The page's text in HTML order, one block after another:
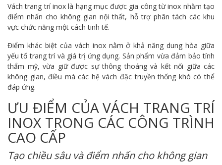
Vách trang trí inox là hạng mục được gia công từ inox nhằm tạo
điểm nhấn cho không gian nội thất, hỗ trợ phân tách các khu
vực chức năng một cách tinh tế.
Điểm khác biệt của vách inox nằm ở khả năng dung hòa giữa
yếu tố trang trí và giá trị ứng dụng. Sản phẩm vừa đảm bảo tính
thẩm mỹ, vừa giữ được sự thông thoáng và kết nối giữa các
không gian, điều mà các hệ vách đặc truyền thống khó có thể
đáp ứng.
ƯU ĐIỂM CỦA VÁCH TRANG TRÍ
INOX TRONG CÁC CÔNG TRÌNH
CAO CẤP
Tạo chiều sâu và điểm nhấn cho không gian